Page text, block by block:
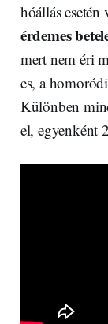
hóállás
érdemes
mert nem éri
es, a
Különben
el, egyenként